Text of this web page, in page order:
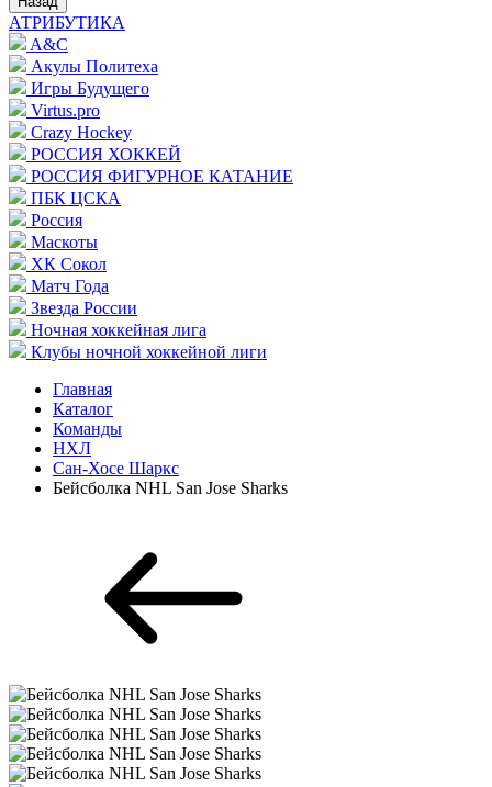
АТРИБУТИКА
A&C
Акулы Политеха
Игры Будущего
Virtus.pro
Crazy Hockey
РОССИЯ ХОККЕЙ
РОССИЯ ФИГУРНОЕ КАТАНИЕ
ПБК ЦСКА
Россия
Маскоты
ХК Сокол
Матч Года
Звезда России
Ночная хоккейная лига
Клубы ночной хоккейной лиги
Главная
Каталог
Команды
НХЛ
Сан-Хосе Шаркс
Бейсболка NHL San Jose Sharks